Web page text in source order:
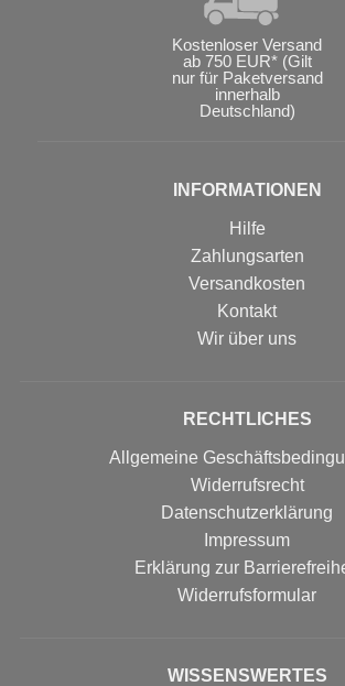
Kostenloser Versand
ab 750 EUR* (Gilt
nur für Paketversand
innerhalb
Deutschland)
INFORMATIONEN
Hilfe
Zahlungsarten
Versandkosten
Kontakt
Wir über uns
RECHTLICHES
Allgemeine
Widerrufsrecht
Datenschutzerklärung
Impressum
Erklärung zur
Widerrufs­formular
WISSENSWERTES